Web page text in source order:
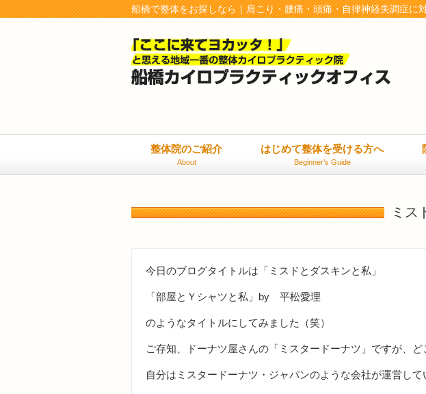
船橋で整体をお探しなら｜肩こり・腰痛・頭痛・自律神経失調症に
整体院のご紹介
About
はじめて整体を受ける方へ
Beginner’s Guide
ミス
今日のブログタイトルは「ミスドとダスキンと私」
「部屋とＹシャツと私」by 平松愛理
のようなタイトルにしてみました（笑）
ご存知、ドーナツ屋さんの「ミスタードーナツ」ですが、
自分はミスタードーナツ・ジャパンのような会社が運営して